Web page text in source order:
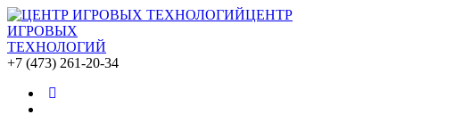
ЦЕНТР
ИГРОВЫХ
ТЕХНОЛОГИЙ
+7 (473) 261-20-34